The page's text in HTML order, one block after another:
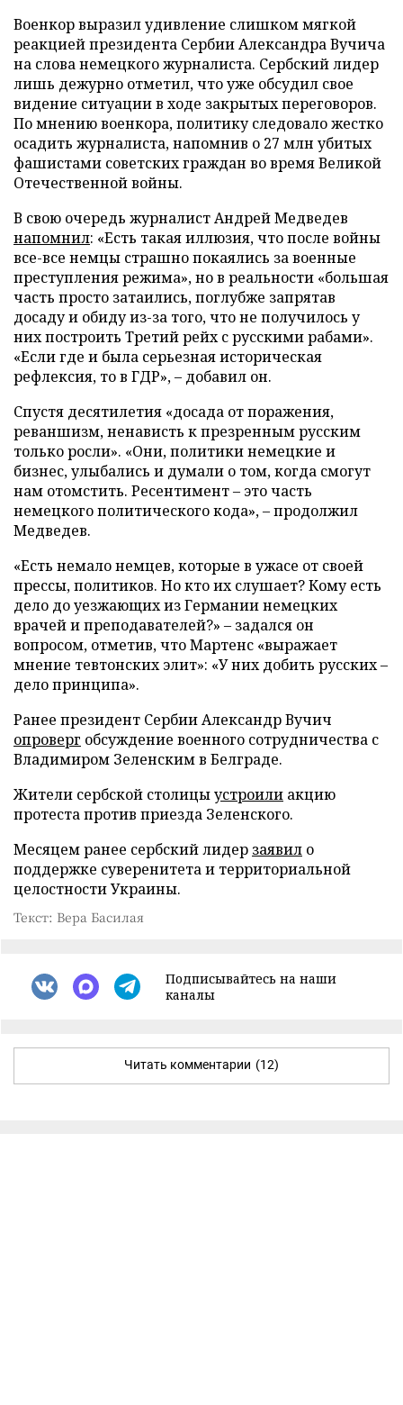
Военкор выразил удивление слишком мягкой
реакцией президента Сербии Александра Вучича
на слова немецкого журналиста. Сербский лидер
лишь дежурно отметил, что уже обсудил свое
видение ситуации в ходе закрытых переговоров.
По мнению военкора, политику следовало жестко
осадить журналиста, напомнив о 27 млн убитых
фашистами советских граждан во время Великой
Отечественной войны.
В свою очередь журналист Андрей Медведев
напомнил: «Есть такая иллюзия, что после войны
все-все немцы страшно покаялись за военные
преступления режима», но в реальности «большая
часть просто затаились, поглубже запрятав
досаду и обиду из-за того, что не получилось у
них построить Третий рейх с русскими рабами».
«Если где и была серьезная историческая
рефлексия, то в ГДР», – добавил он.
Спустя десятилетия «досада от поражения,
реваншизм, ненависть к презренным русским
только росли». «Они, политики немецкие и
бизнес, улыбались и думали о том, когда смогут
нам отомстить. Ресентимент – это часть
немецкого политического кода», – продолжил
Медведев.
«Есть немало немцев, которые в ужасе от своей
прессы, политиков. Но кто их слушает? Кому есть
дело до уезжающих из Германии немецких
врачей и преподавателей?» – задался он
вопросом, отметив, что Мартенс «выражает
мнение тевтонских элит»: «У них добить русских –
дело принципа».
Ранее президент Сербии Александр Вучич
опроверг обсуждение военного сотрудничества с
Владимиром Зеленским в Белграде.
Жители сербской столицыустроили акцию
протеста против приезда Зеленского.
Месяцем ранее сербский лидер заявил о
поддержке суверенитета и территориальной
целостности Украины.
Текст: Вера Басилая
Подписывайтесь на наши
каналы
Читать комментарии (12)